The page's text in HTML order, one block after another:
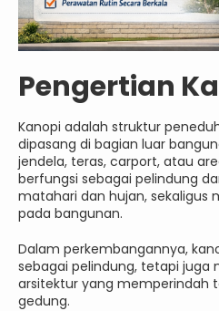
Pengertian
Kanopi adalah struktur
dipasang di bagian luar
jendela, teras, carport, atau
berfungsi sebagai pelindung
matahari dan hujan, sekaligus
pada bangunan.
Dalam perkembangannya,
sebagai pelindung, tetapi juga
arsitektur yang memperindah
gedung.